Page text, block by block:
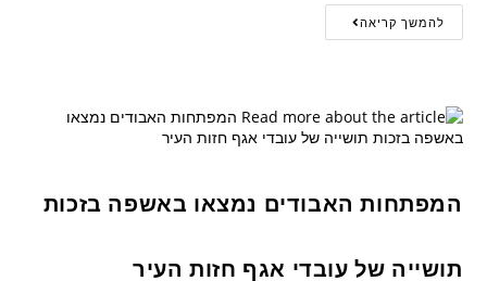
להמשך קריאה
המפתחות האבודים נמצאו באשפה בזכות
תושייה של עובדי אגף חזות העיר